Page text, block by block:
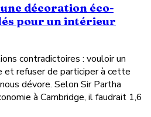
décoration éco-
pour un intérieur
contradictoires : vouloir un
et refuser de participer à cette
dévore. Selon Sir Partha
à Cambridge, il faudrait 1,6